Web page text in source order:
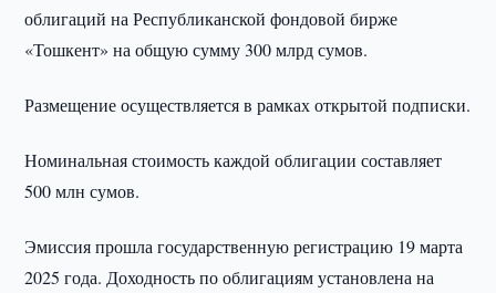
облигаций на Республиканской фондовой бирже
«Тошкент» на общую сумму 300 млрд сумов.
Размещение осуществляется в рамках открытой подписки.
Номинальная стоимость каждой облигации составляет
500 млн сумов.
Эмиссия прошла государственную регистрацию 19 марта
2025 года. Доходность по облигациям установлена на